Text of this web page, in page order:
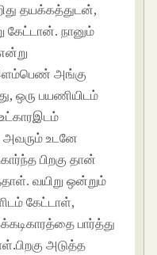
தயக்கத்துடன்,
நானும்
அங்கு
ஒரு பயணியிடம்
அவரும் உடனே
பிறகு தான்
வயிறு ஒன்றும்
கேட்டாள்,
பார்த்து
அடுத்த